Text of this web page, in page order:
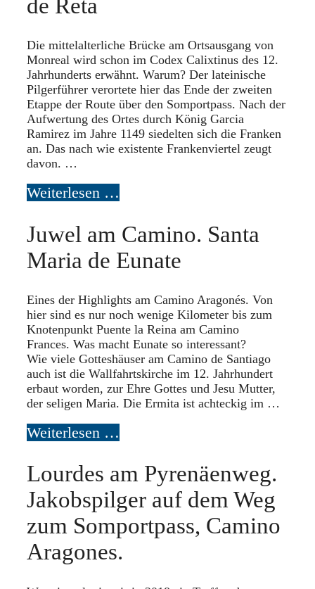
de Reta
Die mittelalterliche Brücke am Ortsausgang von
Monreal wird schon im Codex Calixtinus des 12.
Jahrhunderts erwähnt. Warum? Der lateinische
Pilgerführer verortete hier das Ende der zweiten
Etappe der Route über den Somportpass. Nach der
Aufwertung des Ortes durch König Garcia
Ramirez im Jahre 1149 siedelten sich die Franken
an. Das nach wie existente Frankenviertel zeugt
davon. …
Weiterlesen …
Juwel am Camino. Santa
Maria de Eunate
Eines der Highlights am Camino Aragonés. Von
hier sind es nur noch wenige Kilometer bis zum
Knotenpunkt Puente la Reina am Camino
Frances. Was macht Eunate so interessant?
Wie viele Gotteshäuser am Camino de Santiago
auch ist die Wallfahrtskirche im 12. Jahrhundert
erbaut worden, zur Ehre Gottes und Jesu Mutter,
der seligen Maria. Die Ermita ist achteckig im …
Weiterlesen …
Lourdes am Pyrenäenweg.
Jakobspilger auf dem Weg
zum Somportpass, Camino
Aragones.